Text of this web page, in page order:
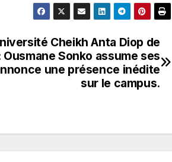
Cheikh Anta Diop de
Ousmane Sonko assume ses
une présence inédite
sur le campus.